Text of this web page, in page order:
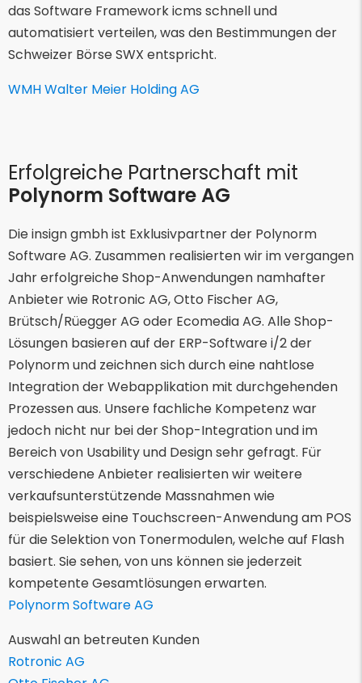
das Software Framework icms schnell und
automatisiert verteilen, was den Bestimmungen der
Schweizer Börse SWX entspricht.
WMH Walter Meier Holding AG
Erfolgreiche Partnerschaft mit
Polynorm Software AG
Die insign gmbh ist Exklusivpartner der Polynorm
Software AG. Zusammen realisierten wir im vergangen
Jahr erfolgreiche Shop-Anwendungen namhafter
Anbieter wie Rotronic AG, Otto Fischer AG,
Brütsch/Rüegger AG oder Ecomedia AG. Alle Shop-
Lösungen basieren auf der ERP-Software i/2 der
Polynorm und zeichnen sich durch eine nahtlose
Integration der Webapplikation mit durchgehenden
Prozessen aus. Unsere fachliche Kompetenz war
jedoch nicht nur bei der Shop-Integration und im
Bereich von Usability und Design sehr gefragt. Für
verschiedene Anbieter realisierten wir weitere
verkaufsunterstützende Massnahmen wie
beispielsweise eine Touchscreen-Anwendung am POS
für die Selektion von Tonermodulen, welche auf Flash
basiert. Sie sehen, von uns können sie jederzeit
kompetente Gesamtlösungen erwarten.
Polynorm Software AG
Auswahl an betreuten Kunden
Rotronic AG